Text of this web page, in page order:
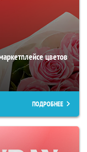
цветов
ПОДРОБНЕЕ